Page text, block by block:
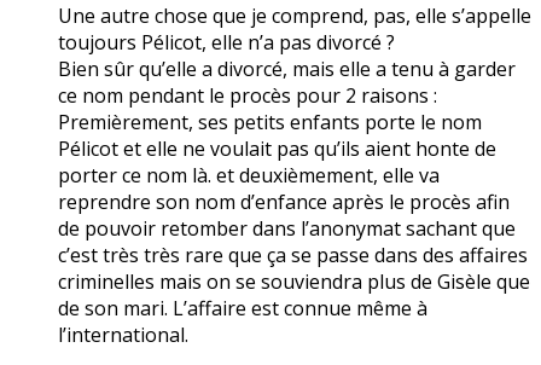
Une autre chose que je comprend, pas, elle s’appelle
toujours Pélicot, elle n’a pas divorcé ?
Bien sûr qu’elle a divorcé, mais elle a tenu à garder
ce nom pendant le procès pour 2 raisons :
Premièrement, ses petits enfants porte le nom
Pélicot et elle ne voulait pas qu’ils aient honte de
porter ce nom là. et deuxièmement, elle va
reprendre son nom d’enfance après le procès afin
de pouvoir retomber dans l’anonymat sachant que
c’est très très rare que ça se passe dans des affaires
criminelles mais on se souviendra plus de Gisèle que
de son mari. L’affaire est connue même à
l’international.